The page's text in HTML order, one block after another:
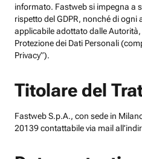
informato. Fastweb si impegna a
rispetto del GDPR, nonché di
applicabile adottato dalle
Protezione dei Dati Personali
Privacy”).
Titolare del
Fastweb S.p.A., con sede in
20139 contattabile via mail